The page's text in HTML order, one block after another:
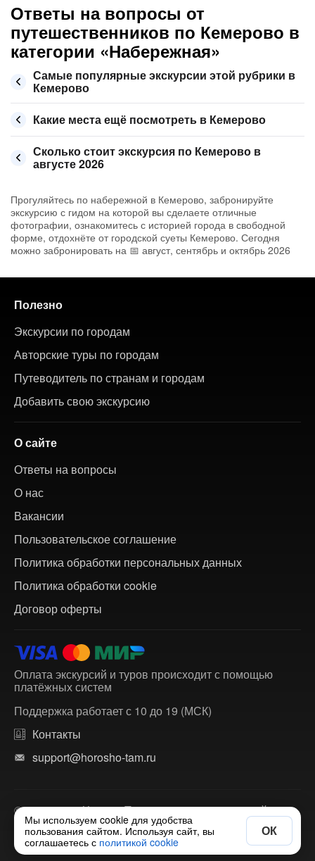
Ответы на вопросы от
путешественников по Кемерово в
категории «Набережная»
Самые популярные экскурсии этой рубрики в
Кемерово
Какие места ещё посмотреть в Кемерово
Сколько стоит экскурсия по Кемерово в
августе 2026
Прогуляйтесь по набережной в Кемерово, забронируйте
экскурсию с гидом на которой вы сделаете отличные
фотографии, ознакомитесь с историей города в свободной
форме, отдохнёте от городской суеты Кемерово. Сегодня
можно забронировать на 📅 август, сентябрь и октябрь 2026
Полезно
Экскурсии по городам
Авторские туры по городам
Путеводитель по странам и городам
Добавить свою экскурсию
О сайте
Ответы на вопросы
О нас
Вакансии
Пользовательское соглашение
Политика обработки персональных данных
Политика обработки cookie
Договор оферты
Оплата экскурсий и туров происходит с помощью
платёжных систем
Поддержка работает с 10 до 19 (МСК)
Контакты
support@horosho-tam.ru
© 2018-2026 ХорошоТам — агрегатор экскурсий и
многодневных туров по России и зарубежью.
Мы используем cookie для удобства
пользования сайтом. Используя сайт, вы
соглашаетесь с политикой cookie
ОК